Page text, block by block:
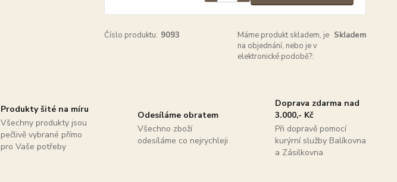
Číslo produktu: 9093
Máme produkt skladem, je
na objednání, nebo je v
elektronické podobě?:
Skladem
Produkty šité na míru
Všechny produkty jsou
pečlivě vybrané přímo
pro Vaše potřeby
Odesíláme obratem
Všechno zboží
odesíláme co nejrychleji
Doprava zdarma nad
3.000,- Kč
Při dopravě pomocí
kurýrní služby Balíkovna
a Zásilkovna